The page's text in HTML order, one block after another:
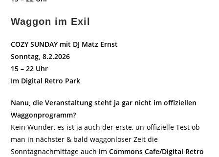
Waggon im Exil
COZY SUNDAY mit DJ Matz Ernst
Sonntag, 8.2.2026
15 – 22 Uhr
Im Digital Retro Park
Nanu, die Veranstaltung steht ja gar nicht im offiziellen
Waggonprogramm?
Kein Wunder, es ist ja auch der erste, un-offizielle Test ob
man in nächster & bald waggonloser Zeit die
Sonntagnachmittage auch imCommons Cafe/Digital Retro